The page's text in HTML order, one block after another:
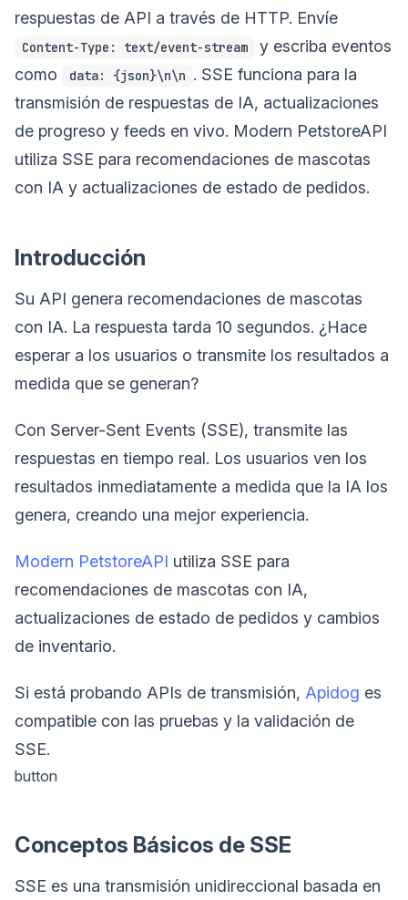
respuestas de API a través de HTTP. Envíe
Content-Type: text/event-stream
y escriba eventos
como
data: {json}\n\n . SSE funciona para la
transmisión de respuestas de IA, actualizaciones
de progreso y feeds en vivo. Modern PetstoreAPI
utiliza SSE para recomendaciones de mascotas
con IA y actualizaciones de estado de pedidos.
Introducción
Su API genera recomendaciones de mascotas
con IA. La respuesta tarda 10 segundos. ¿Hace
esperar a los usuarios o transmite los resultados a
medida que se generan?
Con Server-Sent Events (SSE), transmite las
respuestas en tiempo real. Los usuarios ven los
resultados inmediatamente a medida que la IA los
genera, creando una mejor experiencia.
Modern PetstoreAPI utiliza SSE para
recomendaciones de mascotas con IA,
actualizaciones de estado de pedidos y cambios
de inventario.
Si está probando APIs de transmisión, Apidog es
compatible con las pruebas y la validación de
SSE.
button
Conceptos Básicos de SSE
SSE es una transmisión unidireccional basada en